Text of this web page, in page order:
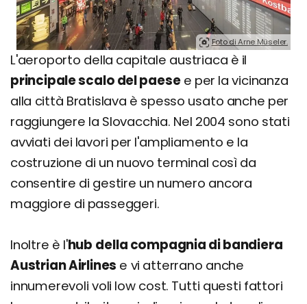
Foto di Arne Müseler.
L'aeroporto della capitale austriaca è il
principale scalo del paesee per la vicinanza
alla città Bratislava è spesso usato anche per
raggiungere la Slovacchia. Nel 2004 sono stati
avviati dei lavori per l'ampliamento e la
costruzione di un nuovo terminal così da
consentire di gestire un numero ancora
maggiore di passeggeri.
Inoltre è l'hub della compagnia di bandiera
Austrian Airlines e vi atterrano anche
innumerevoli voli low cost. Tutti questi fattori